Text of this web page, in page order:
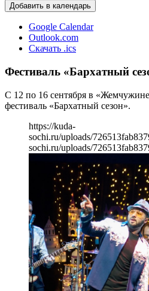
Добавить в календарь
Google Calendar
Outlook.com
Скачать .ics
Фестиваль «Бархатный
С 12 по 16 сентября в
фестиваль «Бархатный сезон».
https://kuda-
sochi.ru/uploads/
sochi.ru/uploads/